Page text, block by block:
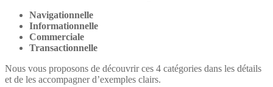
Navigationnelle
Informationnelle
Commerciale
Transactionnelle
Nous vous proposons de découvrir ces 4 catégories dans les détails
et de les accompagner d’exemples clairs.